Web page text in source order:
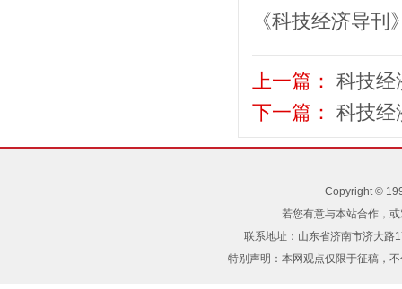
《科技经济导刊
上一篇： 科技经
下一篇： 科技经
Copyright ©
若您有意与本站合作，
联系地址：山东省济南市济大路
特别声明：本网观点仅限于征稿，